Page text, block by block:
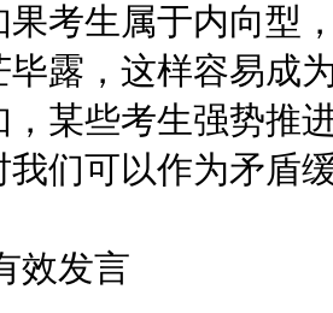
果考生属于内向型
毕露，这样容易成
，某些考生强势推
我们可以作为矛盾
发言